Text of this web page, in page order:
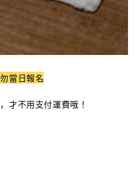
當日報名
才不用支付運費哦！